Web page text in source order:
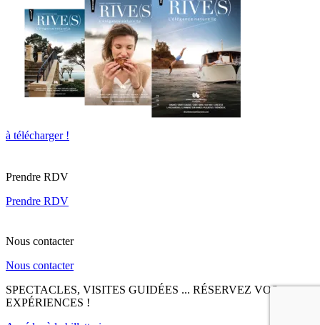
à télécharger !
Prendre RDV
Prendre RDV
Nous contacter
Nous contacter
SPECTACLES, VISITES GUIDÉES ... RÉSERVEZ VOS
EXPÉRIENCES !